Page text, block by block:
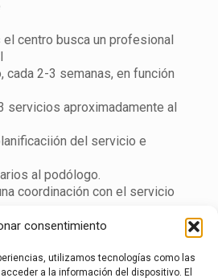
consentimiento
utilizamos tecnologías como las
a la información del dispositivo. El
centro busca un profesional
cada 2-3 semanas, en función
servicios aproximadamente al
del servicio e
al podólogo.
coordinación con el servicio